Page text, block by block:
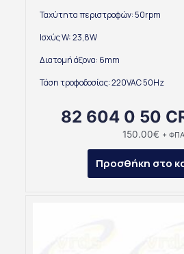
Ταχύτητα περιστροφών: 50rpm
Ισχύς W: 23,8W
Διατομή άξονα: 6mm
Τάση τροφοδοσίας: 220VAC 50Hz
82 604 0 50
150.00€ + ΦΠΑ
Προσθήκη στο